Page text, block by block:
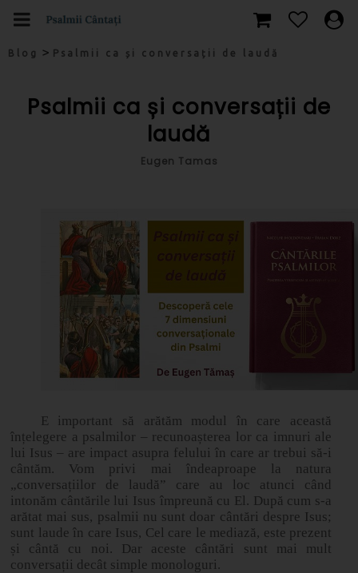
Blog > Psalmii ca și conversații de laudă
Psalmii ca și conversații de
laudă
Eugen Tamas
E important să arătăm modul în care această
înțelegere a psalmilor – recunoașterea lor ca imnuri ale
lui Isus – are impact asupra felului în care ar trebui să-i
cântăm. Vom privi mai îndeaproape la natura
„conversațiilor de laudă” care au loc atunci când
intonăm cântările lui Isus împreună cu El. După cum s-a
arătat mai sus, psalmii nu sunt doar cântări despre Isus;
sunt laude în care Isus, Cel care le mediază, este prezent
și cântă cu noi. Dar aceste cântări sunt mai mult
conversații decât simple monologuri.